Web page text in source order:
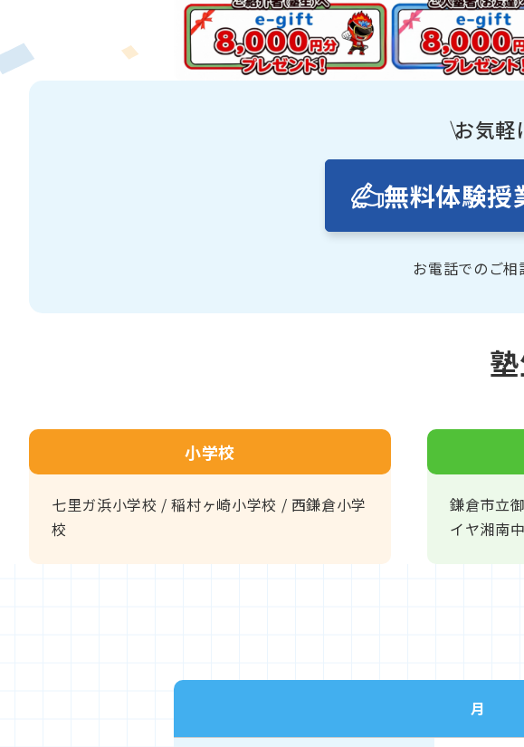
お気軽
無料体験授
お電話でのご相
小学校
七里ガ浜小学校 / 稲村ヶ崎小学校 / 西鎌倉小学
校
鎌倉市立御成中学 / 鎌倉市
月